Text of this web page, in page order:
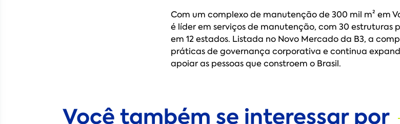
Com um complexo de manutenção de 300 mil m² em
é líder em serviços de manutenção, com 30 estruturas
em 12 estados. Listada no Novo Mercado da B3, a
práticas de governança corporativa e continua
apoiar as pessoas que constroem o Brasil.
Você também se interessar por